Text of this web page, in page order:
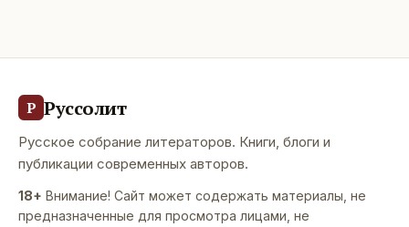
Р Руссолит
Русское собрание литераторов. Книги, блоги и
публикации современных авторов.
18+ Внимание! Сайт может содержать материалы, не
предназначенные для просмотра лицами, не